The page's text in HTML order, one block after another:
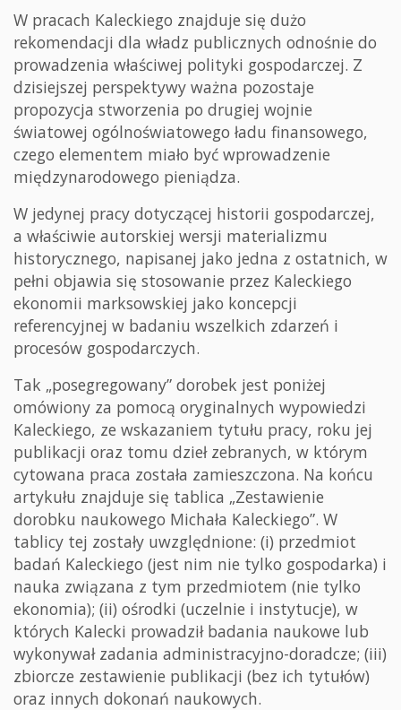
W pracach Kaleckiego znajduje się dużo
rekomendacji dla władz publicznych odnośnie do
prowadzenia właściwej polityki gospodarczej. Z
dzisiejszej perspektywy ważna pozostaje
propozycja stworzenia po drugiej wojnie
światowej ogólnoświatowego ładu finansowego,
czego elementem miało być wprowadzenie
międzynarodowego pieniądza.
W jedynej pracy dotyczącej historii gospodarczej,
a właściwie autorskiej wersji materializmu
historycznego, napisanej jako jedna z ostatnich, w
pełni objawia się stosowanie przez Kaleckiego
ekonomii marksowskiej jako koncepcji
referencyjnej w badaniu wszelkich zdarzeń i
procesów gospodarczych.
Tak „posegregowany” dorobek jest poniżej
omówiony za pomocą oryginalnych wypowiedzi
Kaleckiego, ze wskazaniem tytułu pracy, roku jej
publikacji oraz tomu dzieł zebranych, w którym
cytowana praca została zamieszczona. Na końcu
artykułu znajduje się tablica „Zestawienie
dorobku naukowego Michała Kaleckiego”. W
tablicy tej zostały uwzględnione: (i) przedmiot
badań Kaleckiego (jest nim nie tylko gospodarka) i
nauka związana z tym przedmiotem (nie tylko
ekonomia); (ii) ośrodki (uczelnie i instytucje), w
których Kalecki prowadził badania naukowe lub
wykonywał zadania administracyjno-doradcze; (iii)
zbiorcze zestawienie publikacji (bez ich tytułów)
oraz innych dokonań naukowych.